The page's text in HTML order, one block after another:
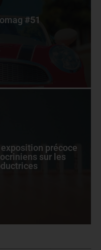
#51
précoce
sur les